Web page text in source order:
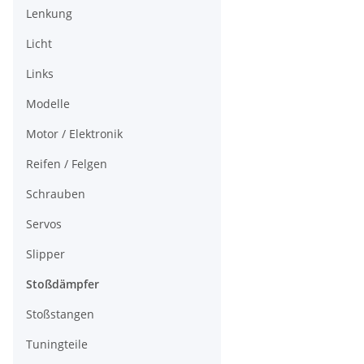
Lenkung
Licht
Links
Modelle
Motor / Elektronik
Reifen / Felgen
Schrauben
Servos
Slipper
Stoßdämpfer
Stoßstangen
Tuningteile